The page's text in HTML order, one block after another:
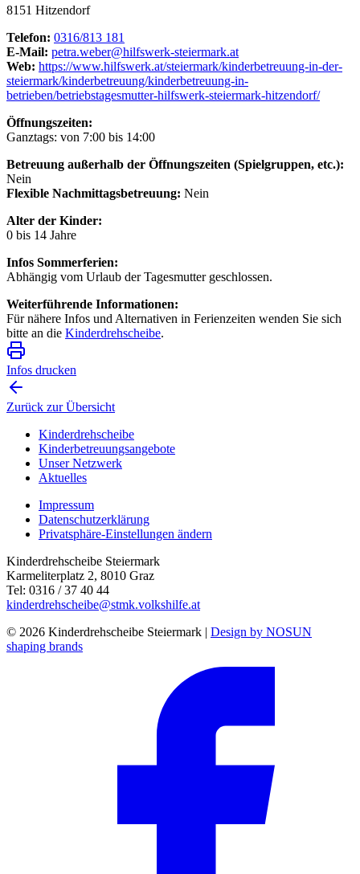
8151 Hitzendorf
Telefon: 0316/813 181
E-Mail: petra.weber@hilfswerk-steiermark.at
Web: https://www.hilfswerk.at/steiermark/kinderbetreuung-in-der-
steiermark/kinderbetreuung/kinderbetreuung-in-
betrieben/betriebstagesmutter-hilfswerk-steiermark-hitzendorf/
Öffnungszeiten:
Ganztags: von 7:00 bis 14:00
Betreuung außerhalb der Öffnungszeiten (Spielgruppen, etc.):
Nein
Flexible Nachmittagsbetreuung: Nein
Alter der Kinder:
0 bis 14 Jahre
Infos Sommerferien:
Abhängig vom Urlaub der Tagesmutter geschlossen.
Weiterführende Informationen:
Für nähere Infos und Alternativen in Ferienzeiten wenden Sie sich
bitte an die Kinderdrehscheibe.
Infos drucken
Zurück zur Übersicht
Kinderdrehscheibe
Kinderbetreuungs­angebote
Unser Netzwerk
Aktuelles
Impressum
Datenschutzerklärung
Privatsphäre-Einstellungen ändern
Kinderdrehscheibe Steiermark
Karmeliterplatz 2, 8010 Graz
Tel: 0316 / 37 40 44
kinderdrehscheibe@stmk.volkshilfe.at
© 2026 Kinderdrehscheibe Steiermark | Design by NOSUN
shaping brands